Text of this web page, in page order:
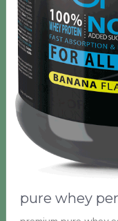
pure whey